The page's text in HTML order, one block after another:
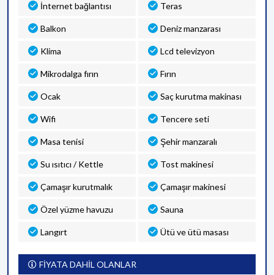
İnternet bağlantısı Teras
Balkon Deniz manzarası
Klima Lcd televizyon
Mikrodalga fırın Fırın
Ocak Saç kurutma makinası
Wifi Tencere seti
Masa tenisi Şehir manzaralı
Su ısıtıcı / Kettle Tost makinesi
Çamaşır kurutmalık Çamaşır makinesi
Özel yüzme havuzu Sauna
Langırt Ütü ve ütü masası
FİYATA DAHİL OLANLAR